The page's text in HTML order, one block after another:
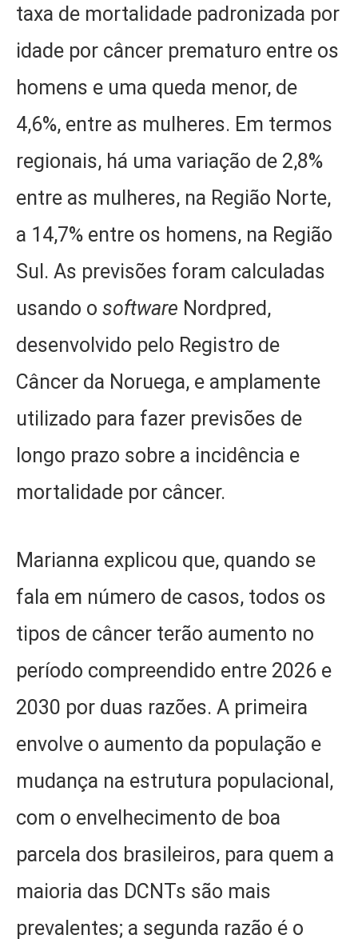
taxa de mortalidade padronizada por
idade por câncer prematuro entre os
homens e uma queda menor, de
4,6%, entre as mulheres. Em termos
regionais, há uma variação de 2,8%
entre as mulheres, na Região Norte,
a 14,7% entre os homens, na Região
Sul. As previsões foram calculadas
usando o software Nordpred,
desenvolvido pelo Registro de
Câncer da Noruega, e amplamente
utilizado para fazer previsões de
longo prazo sobre a incidência e
mortalidade por câncer.
Marianna explicou que, quando se
fala em número de casos, todos os
tipos de câncer terão aumento no
período compreendido entre 2026 e
2030 por duas razões. A primeira
envolve o aumento da população e
mudança na estrutura populacional,
com o envelhecimento de boa
parcela dos brasileiros, para quem a
maioria das DCNTs são mais
prevalentes; a segunda razão é o